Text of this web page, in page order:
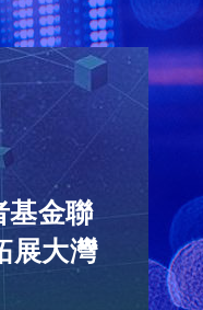
基金聯
展大灣